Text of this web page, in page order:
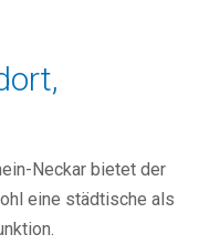
Neckar bietet der
eine städtische als